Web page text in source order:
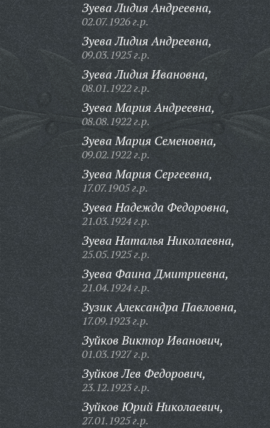
Зуева Лидия Андреевна,
02.07.1926 г.р.
Зуева Лидия Андреевна,
09.03.1925 г.р.
Зуева Лидия Ивановна,
08.01.1922 г.р.
Зуева Мария Андреевна,
08.08.1922 г.р.
Зуева Мария Семеновна,
09.02.1922 г.р.
Зуева Мария Сергеевна,
17.07.1905 г.р.
Зуева Надежда Федоровна,
21.03.1924 г.р.
Зуева Наталья Николаевна,
25.05.1925 г.р.
Зуева Фаина Дмитриевна,
21.04.1924 г.р.
Зузик Александра Павловна,
17.09.1923 г.р.
Зуйков Виктор Иванович,
01.03.1927 г.р.
Зуйков Лев Федорович,
23.12.1923 г.р.
Зуйков Юрий Николаевич,
27.01.1925 г.р.